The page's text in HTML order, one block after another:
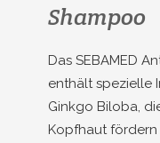
Shampoo
Das SEBAMED
enthält spezielle
Ginkgo Biloba,
Kopfhaut fördern